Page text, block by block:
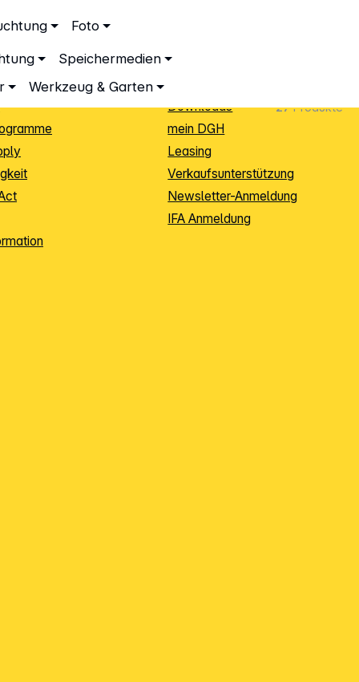
Foto
Speichermedien
Werkzeug & Garten
27Produkte
Sendungsverfolgung
Downloads
mein DGH
Leasing
Verkaufsunterstützung
Newsletter-Anmeldung
IFA Anmeldung